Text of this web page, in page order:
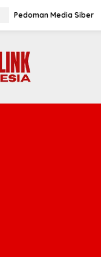
Pedoman Media Siber